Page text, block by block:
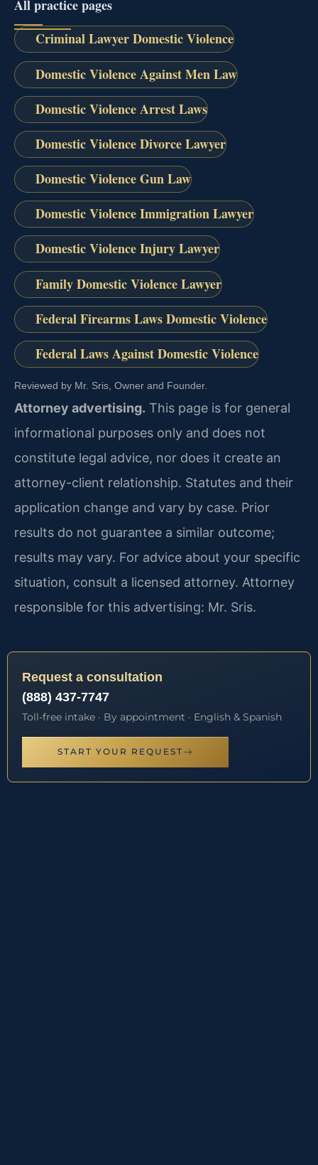
All practice pages
Criminal Lawyer Domestic Violence
Domestic Violence Against Men Law
Domestic Violence Arrest Laws
Domestic Violence Divorce Lawyer
Domestic Violence Gun Law
Domestic Violence Immigration Lawyer
Domestic Violence Injury Lawyer
Family Domestic Violence Lawyer
Federal Firearms Laws Domestic Violence
Federal Laws Against Domestic Violence
Reviewed by Mr. Sris, Owner and Founder.
Attorney advertising. This page is for general
informational purposes only and does not
constitute legal advice, nor does it create an
attorney-client relationship. Statutes and their
application change and vary by case. Prior
results do not guarantee a similar outcome;
results may vary. For advice about your specific
situation, consult a licensed attorney. Attorney
responsible for this advertising: Mr. Sris.
Request a consultation
(888) 437-7747
Toll-free intake · By appointment · English & Spanish
START YOUR REQUEST